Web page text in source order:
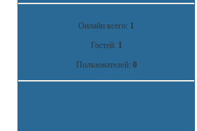
Онлайн всего: 1
Гостей: 1
Пользователей: 0